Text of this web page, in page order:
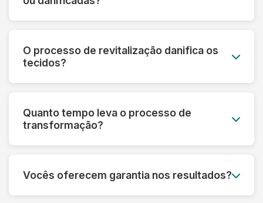
prévia e informamos o que é possível restaurar
O processo de revitalização danifica os
tecidos?
prolongar a vida útil das roupas, sempre
respeitando as características de cada material.
Quanto tempo leva o processo de
transformação?
de restauração podem precisar de um tempo
adicional para garantir o melhor resultado.
Vocês oferecem garantia nos resultados?